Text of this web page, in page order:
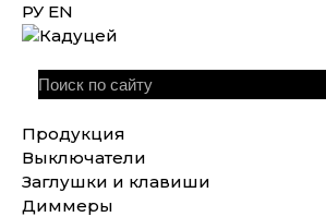
РУ EN
Продукция
Выключатели
Заглушки и клавиши
Диммеры